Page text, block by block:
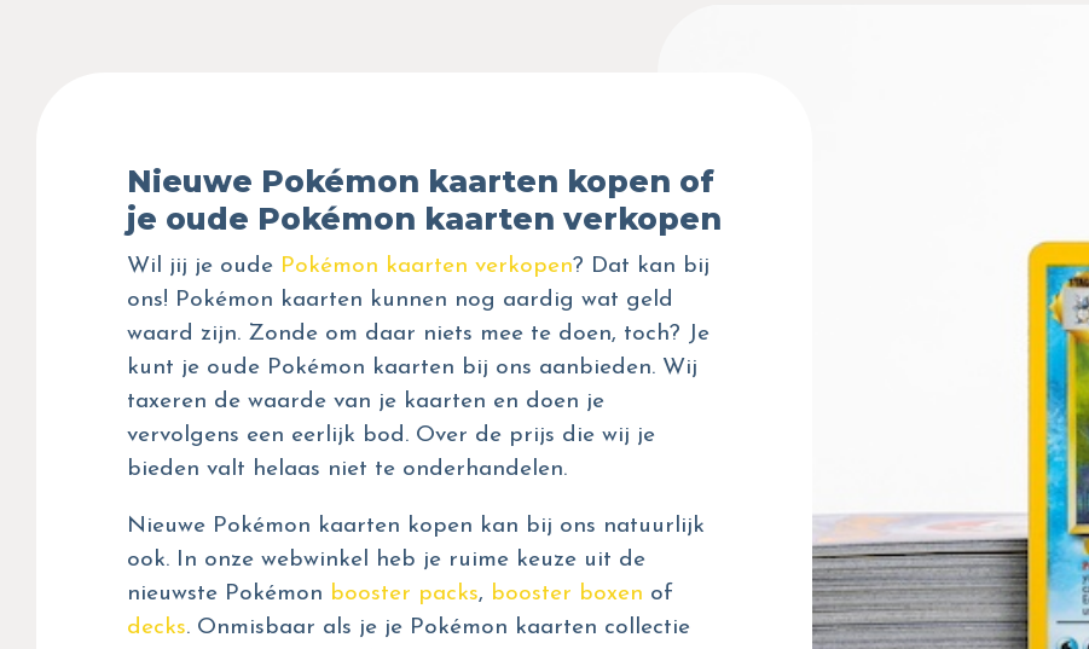
Nieuwe Pokémon kaarten kopen of
je oude Pokémon kaarten verkopen
Wil jij je oude Pokémon kaarten verkopen? Dat kan bij
ons! Pokémon kaarten kunnen nog aardig wat geld
waard zijn. Zonde om daar niets mee te doen, toch? Je
kunt je oude Pokémon kaarten bij ons aanbieden. Wij
taxeren de waarde van je kaarten en doen je
vervolgens een eerlijk bod. Over de prijs die wij je
bieden valt helaas niet te onderhandelen.
Nieuwe Pokémon kaarten kopen kan bij ons natuurlijk
ook. In onze webwinkel heb je ruime keuze uit de
nieuwste Pokémon booster packs, booster boxen of
decks. Onmisbaar als je je Pokémon kaarten collectie